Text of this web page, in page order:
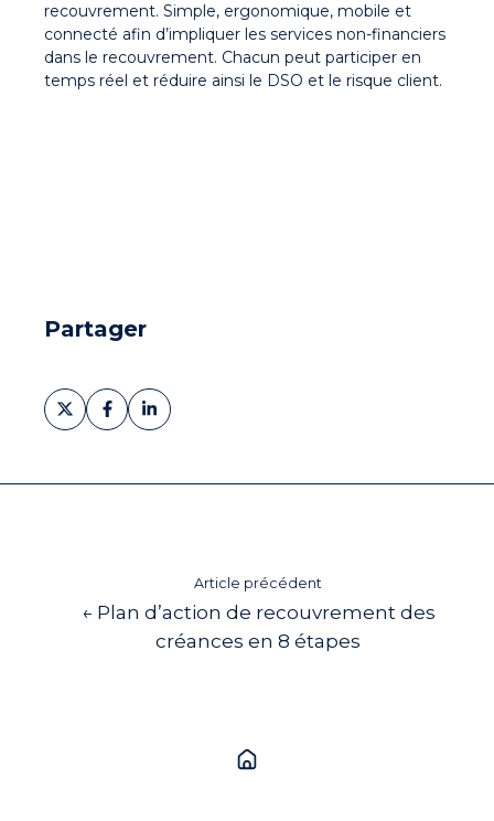
recouvrement. Simple, ergonomique, mobile et
connecté afin d’impliquer les services non-financiers
dans le recouvrement. Chacun peut participer en
temps réel et réduire ainsi le DSO et le risque client.
Partager
Partager
sur
Partager
sur
Partager
sur
Article précédent
← Plan d’action de recouvrement des
créances en 8 étapes